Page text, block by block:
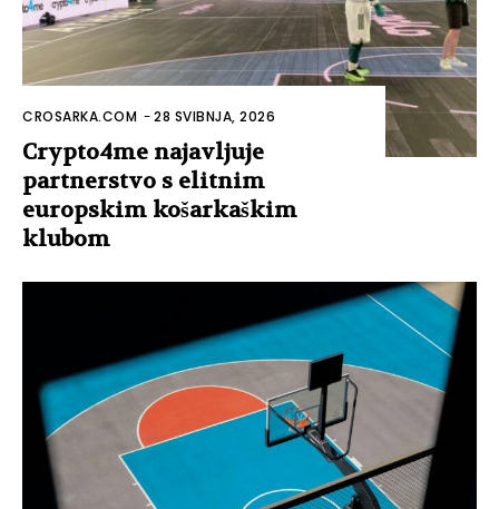
CROSARKA.COM -28 SVIBNJA, 2026
Crypto4me najavljuje
partnerstvo s elitnim
europskim košarkaškim
klubom